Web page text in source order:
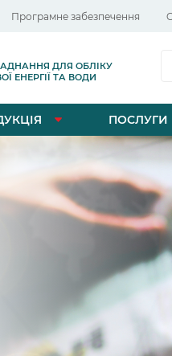
Програмне забезпечення
ДЛЯ ОБЛІКУ
ЕНЕРГІЇ ТА ВОДИ
ПОСЛУГИ